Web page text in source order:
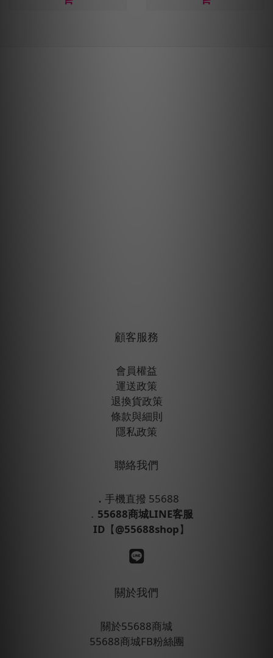
顧客服務
會員權益
運送政策
退換貨政策
條款與細則
隱私政策
聯絡我們
． 手機直撥 55688
． 55688商城LINE客服
ID 【@55688shop】
關於我們
關於55688商城
55688商城FB粉絲團